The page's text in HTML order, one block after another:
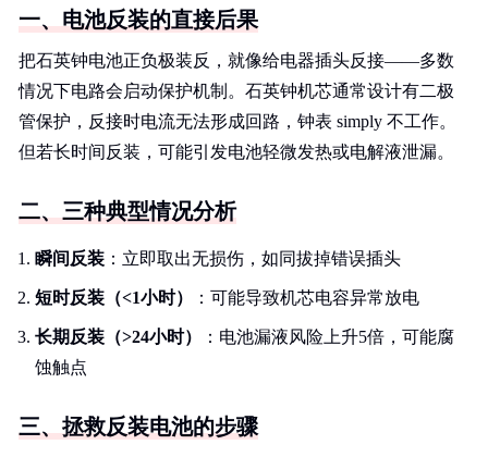
一、电池反装的直接后果
把石英钟电池正负极装反，就像给电器插头反接——多数
情况下电路会启动保护机制。石英钟机芯通常设计有二极
管保护，反接时电流无法形成回路，钟表 simply 不工作。
但若长时间反装，可能引发电池轻微发热或电解液泄漏。
二、三种典型情况分析
瞬间反装 ：立即取出无损伤，如同拔掉错误插头
短时反装（<1小时） ：可能导致机芯电容异常放电
长期反装（>24小时）
：电池漏液风险上升5倍，可能腐
蚀触点
三、拯救反装电池的步骤